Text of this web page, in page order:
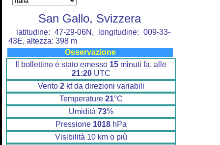
San Gallo, Svizzera
latitudine: 47-29-06N, longitudine: 009-33-
43E, altezza: 398 m
Osservazione
Il bollettino è stato emesso 15 minuti fa, alle
21:20UTC
Vento 2kt da direzioni variabili
Temperature 21°C
Umidità 73%
Pressione 1018hPa
Visibilità 10 km o più